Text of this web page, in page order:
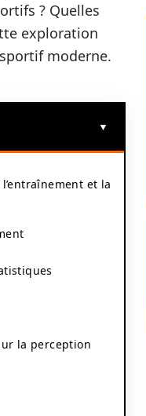
? Quelles
exploration
moderne.
et la
la perception